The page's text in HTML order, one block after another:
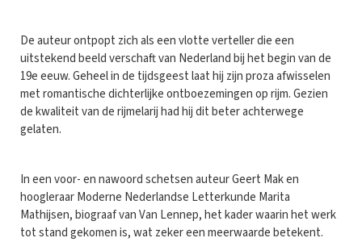
De auteur ontpopt zich als een vlotte verteller die een
uitstekend beeld verschaft van Nederland bij het begin van de
19e eeuw. Geheel in de tijdsgeest laat hij zijn proza afwisselen
met romantische dichterlijke ontboezemingen op rijm. Gezien
de kwaliteit van de rijmelarij had hij dit beter achterwege
gelaten.
In een voor- en nawoord schetsen auteur Geert Mak en
hoogleraar Moderne Nederlandse Letterkunde Marita
Mathijsen, biograaf van Van Lennep, het kader waarin het werk
tot stand gekomen is, wat zeker een meerwaarde betekent.